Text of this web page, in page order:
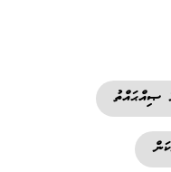
ޞިއްޙައްތު